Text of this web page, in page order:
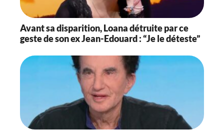
Avant sa disparition, Loana détruite par ce
geste de son ex Jean-Edouard : “Je le déteste”